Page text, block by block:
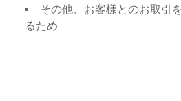
その他、お客様とのお取引
るため